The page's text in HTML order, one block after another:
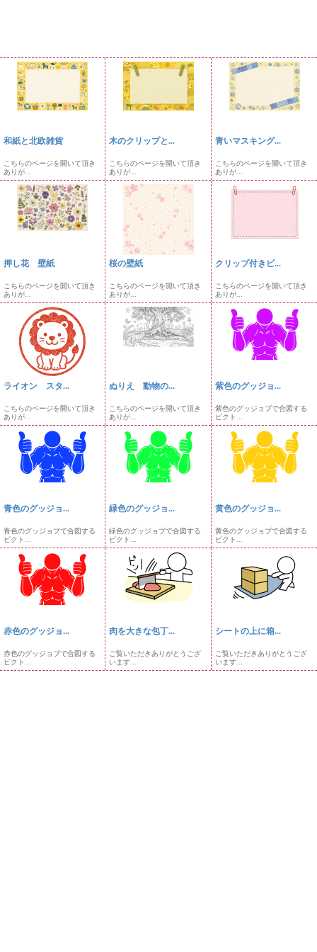
和紙と北欧雑貨
こちらのページを開いて頂き
ありが...
木のクリップと...
こちらのページを開いて頂き
ありが...
青いマスキング...
こちらのページを開いて頂き
ありが...
押し花 壁紙
こちらのページを開いて頂き
ありが...
桜の壁紙
こちらのページを開いて頂き
ありが...
クリップ付きピ...
こちらのページを開いて頂き
ありが...
ライオン スタ...
こちらのページを開いて頂き
ありが...
ぬりえ 動物の...
こちらのページを開いて頂き
ありが...
紫色のグッジョ...
紫色のグッジョブで合図する
ピクト...
青色のグッジョ...
青色のグッジョブで合図する
ピクト...
緑色のグッジョ...
緑色のグッジョブで合図する
ピクト...
黄色のグッジョ...
黄色のグッジョブで合図する
ピクト...
赤色のグッジョ...
赤色のグッジョブで合図する
ピクト...
肉を大きな包丁...
ご覧いただきありがとうござ
います...
シートの上に箱...
ご覧いただきありがとうござ
います...